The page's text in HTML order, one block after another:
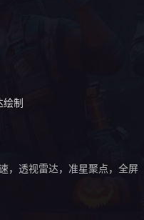
制
，透视雷达，准星聚点，全屏